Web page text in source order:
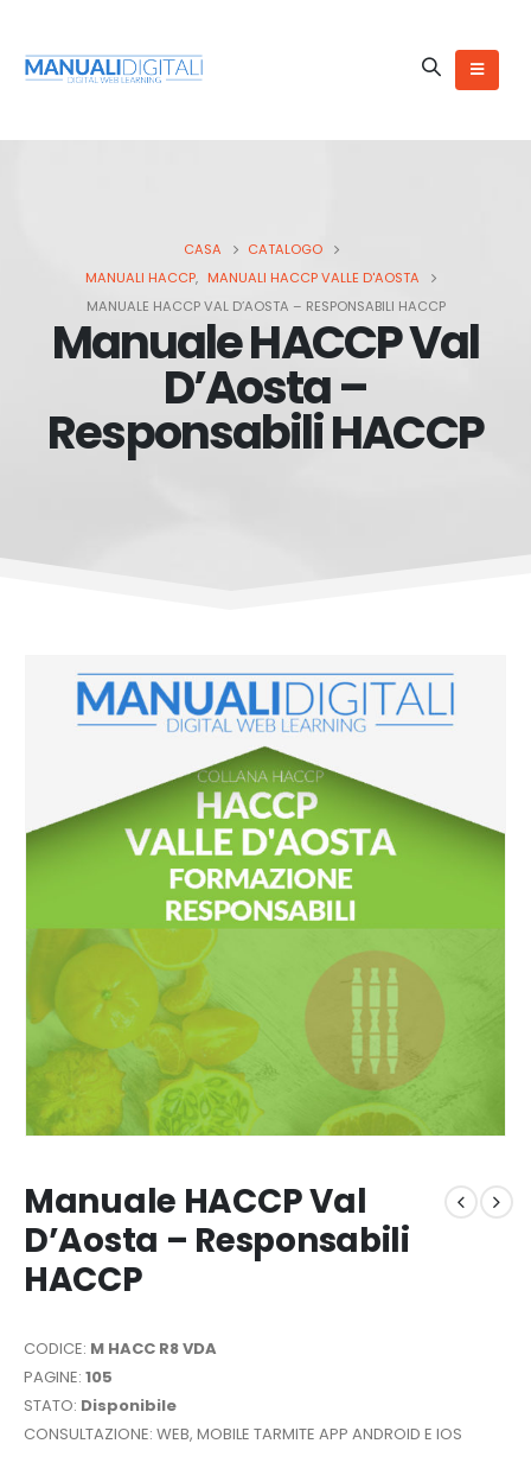
CASA
CATALOGO
MANUALI HACCP, MANUALI HACCP VALLE D'AOSTA
MANUALE HACCP VAL D’AOSTA – RESPONSABILI HACCP
Manuale HACCP Val
D’Aosta –
Responsabili HACCP
Manuale HACCP Val
D’Aosta – Responsabili
HACCP
CODICE: M HACC R8 VDA
PAGINE: 105
STATO: Disponibile
CONSULTAZIONE: WEB, MOBILE TARMITE APP ANDROID E IOS